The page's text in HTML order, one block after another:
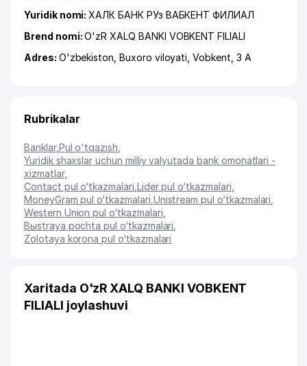
Yuridik nomi:ХАЛК БАНК РУз ВАБКЕНТ ФИЛИАЛ
Brend nomi:O'zR XALQ BANKI VOBKENT FILIALI
Adres: O'zbekiston,Buxoro viloyati ,Vobkent , 3 A
Rubrikalar
Banklar,Pul o'tqazish
Yuridik shaxslar uchun milliy valyutada bank omonatlari -
xizmatlar,
Contact pul o‘tkazmalari Lider pul o‘tkazmalari
MoneyGram pul o‘tkazmalari Unistream pul o‘tkazmalari
Western Union pul o‘tkazmalari
Bыstraya pochta pul o‘tkazmalari
Zolotaya korona pul o‘tkazmalari
Xaritada O'zR XALQ BANKI VOBKENT
FILIALI joylashuvi